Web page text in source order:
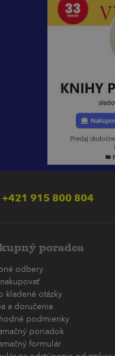
+421 915 800 804
poradca
odbery
kladené otázky
a doručenie
podmienky
poriadok
formulár